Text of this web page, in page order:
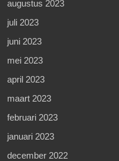
augustus 2023
juli 2023
juni 2023
mei 2023
april 2023
maart 2023
februari 2023
januari 2023
december 2022